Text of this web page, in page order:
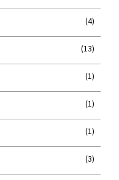
(4)
(13)
(1)
(1)
(1)
(3)